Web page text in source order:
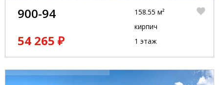
900-94
54 265 ₽
158.55 м²
кирпич
1 этаж